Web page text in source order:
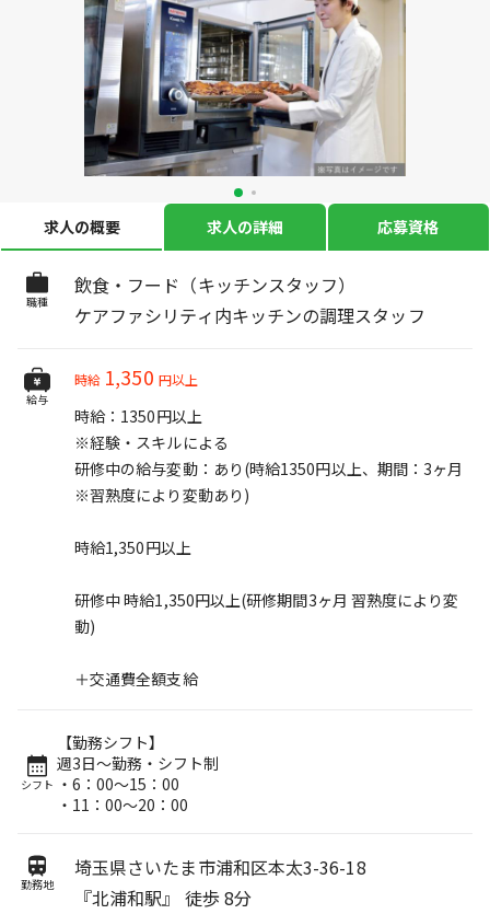
求人の概要 求人の詳細 応募資格
職種
飲食・フード（キッチンスタッフ）
ケアファシリティ内キッチンの調理スタッフ
給与
時給 1,350 円以上
時給：1350円以上
※経験・スキルによる
研修中の給与変動：あり(時給1350円以上、期間：3ヶ月
※習熟度により変動あり)
時給1,350円以上
研修中 時給1,350円以上(研修期間3ヶ月 習熟度により変
動)
＋交通費全額支給
シフト
【勤務シフト】
週3日～勤務・シフト制
・6：00～15：00
・11：00～20：00
勤務地
埼玉県さいたま市浦和区本太3-36-18
『北浦和駅』 徒歩 8分